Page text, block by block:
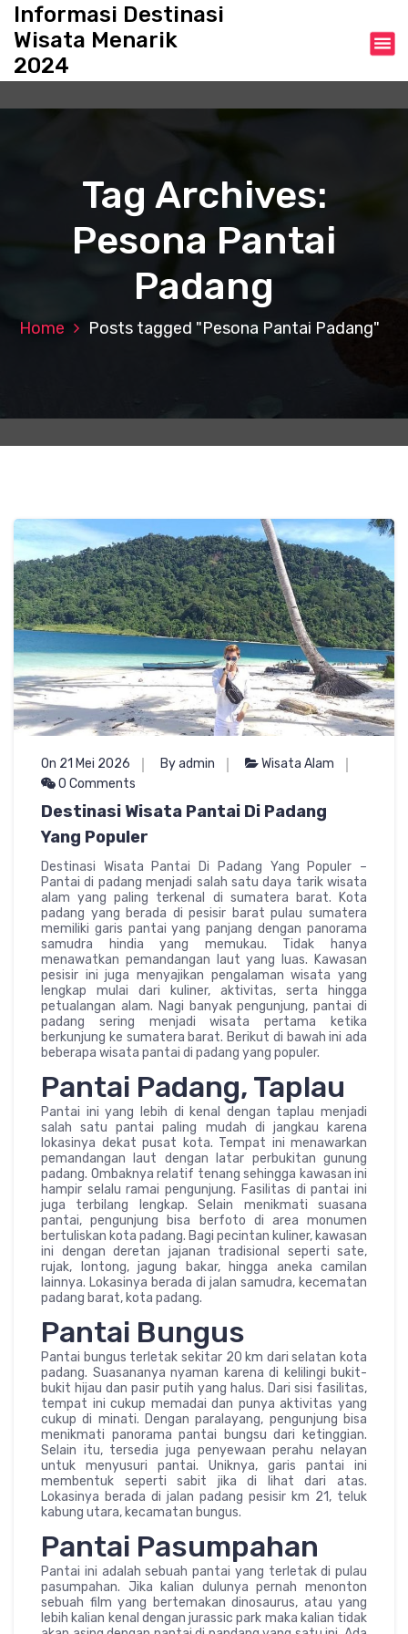
o
Informasi Destinasi
Wisata Menarik
2024
Tag Archives:
Pesona Pantai
Padang
Home Posts tagged "Pesona Pantai Padang"
On 21 Mei 2026 By admin
Wisata Alam
0 Comments
Destinasi Wisata Pantai Di Padang
Yang Populer
Destinasi Wisata Pantai Di Padang Yang Populer –
Pantai di padang menjadi salah satu daya tarik wisata
alam yang paling terkenal di sumatera barat. Kota
padang yang berada di pesisir barat pulau sumatera
memiliki garis pantai yang panjang dengan panorama
samudra hindia yang memukau. Tidak hanya
menawatkan pemandangan laut yang luas. Kawasan
pesisir ini juga menyajikan pengalaman wisata yang
lengkap mulai dari kuliner, aktivitas, serta hingga
petualangan alam. Nagi banyak pengunjung, pantai di
padang sering menjadi wisata pertama ketika
berkunjung ke sumatera barat. Berikut di bawah ini ada
beberapa wisata pantai di padang yang populer.
Pantai Padang, Taplau
Pantai ini yang lebih di kenal dengan taplau menjadi
salah satu pantai paling mudah di jangkau karena
lokasinya dekat pusat kota. Tempat ini menawarkan
pemandangan laut dengan latar perbukitan gunung
padang. Ombaknya relatif tenang sehingga kawasan ini
hampir selalu ramai pengunjung. Fasilitas di pantai ini
juga terbilang lengkap. Selain menikmati suasana
pantai, pengunjung bisa berfoto di area monumen
bertuliskan kota padang. Bagi pecintan kuliner, kawasan
ini dengan deretan jajanan tradisional seperti sate,
rujak, lontong, jagung bakar, hingga aneka camilan
lainnya. Lokasinya berada di jalan samudra, kecematan
padang barat, kota padang.
Pantai Bungus
Pantai bungus terletak sekitar 20 km dari selatan kota
padang. Suasananya nyaman karena di kelilingi bukit-
bukit hijau dan pasir putih yang halus. Dari sisi fasilitas,
tempat ini cukup memadai dan punya aktivitas yang
cukup di minati. Dengan paralayang, pengunjung bisa
menikmati panorama pantai bungsu dari ketinggian.
Selain itu, tersedia juga penyewaan perahu nelayan
untuk menyusuri pantai. Uniknya, garis pantai ini
membentuk seperti sabit jika di lihat dari atas.
Lokasinya berada di jalan padang pesisir km 21, teluk
kabung utara, kecamatan bungus.
Pantai Pasumpahan
Pantai ini adalah sebuah pantai yang terletak di pulau
pasumpahan. Jika kalian dulunya pernah menonton
sebuah film yang bertemakan dinosaurus, atau yang
lebih kalian kenal dengan jurassic park maka kalian tidak